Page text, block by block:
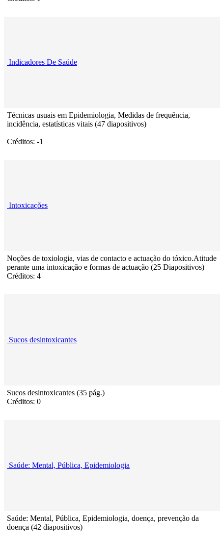
Indicadores De Saúde
Técnicas usuais em Epidemiologia, Medidas de frequência,
incidência, estatísticas vitais (47 diapositivos)
Créditos: -1
Intoxicações
Noções de toxiologia, vias de contacto e actuação do tóxico.Atitude
perante uma intoxicação e formas de actuação (25 Diapositivos)
Créditos: 4
Sucos desintoxicantes
Sucos desintoxicantes (35 pág.)
Créditos: 0
Saúde: Mental, Pública, Epidemiologia
Saúde: Mental, Pública, Epidemiologia, doença, prevenção da
doença (42 diapositivos)